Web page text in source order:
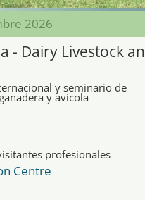
2026
- Dairy Livestock
y seminario de
y avícola
profesionales
Centre